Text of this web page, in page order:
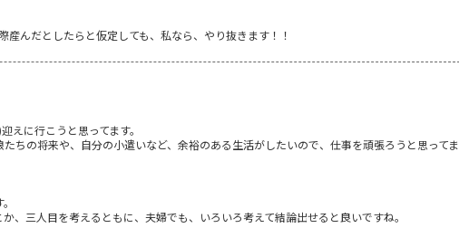
んだとしたらと仮定しても、私なら、やり抜きます！！
えに行こうと思ってます。
ちの将来や、自分の小遣いなど、余裕のある生活がしたいので、仕事を頑張ろうと思ってま
三人目を考えるともに、夫婦でも、いろいろ考えて結論出せると良いですね。